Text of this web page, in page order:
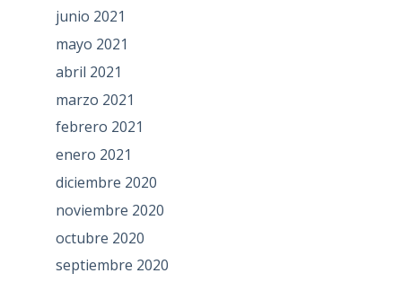
junio 2021
mayo 2021
abril 2021
marzo 2021
febrero 2021
enero 2021
diciembre 2020
noviembre 2020
octubre 2020
septiembre 2020